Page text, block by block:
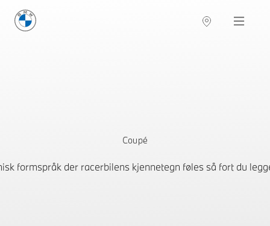
BMW Norge Navigation
Coupé
formspråk der racerbilens kjennetegn føles så fort du